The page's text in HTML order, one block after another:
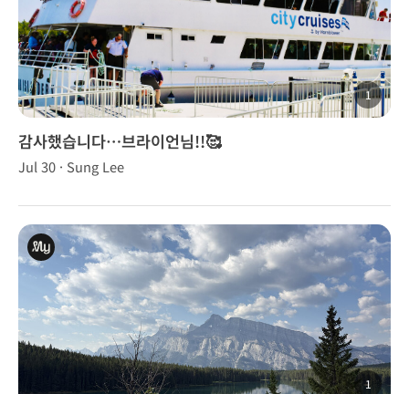
1
감사했습니다…브라이언님!!🥰
Jul 30 · Sung Lee
1